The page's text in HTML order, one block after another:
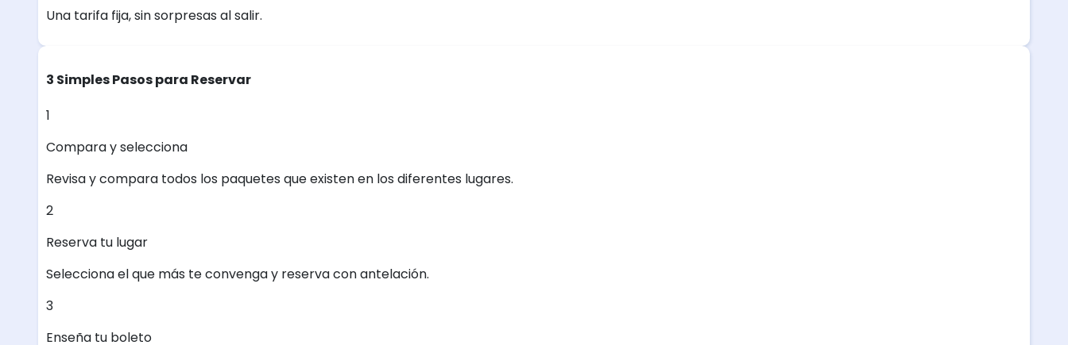
Una tarifa fija, sin sorpresas al salir.
3 Simples Pasos para Reservar
1
Compara y selecciona
Revisa y compara todos los paquetes que existen en los diferentes lugares.
2
Reserva tu lugar
Selecciona el que más te convenga y reserva con antelación.
3
Enseña tu boleto